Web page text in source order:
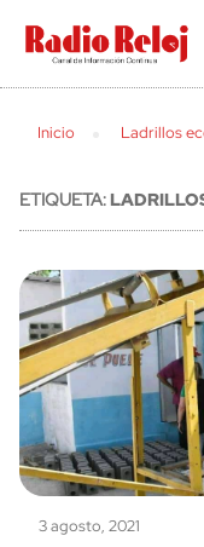
cerrar
Inicio Ladrillos
ETIQUETA:
3 agosto, 2021